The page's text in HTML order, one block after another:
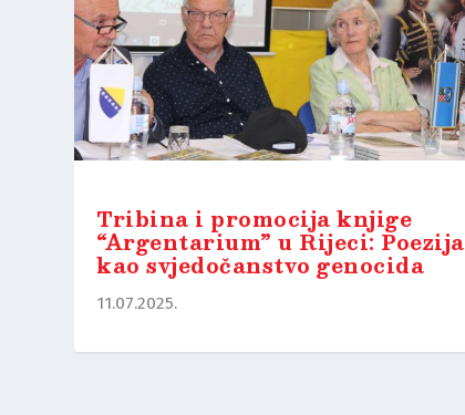
Tribina i promocija knjige
“Argentarium” u Rijeci: Poezija
kao svjedočanstvo genocida
11.07.2025.